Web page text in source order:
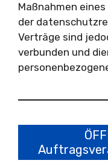
Maßnahmen
der
Verträge sind
verbunden und